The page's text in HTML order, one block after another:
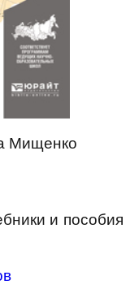
Мищенко
и пособия